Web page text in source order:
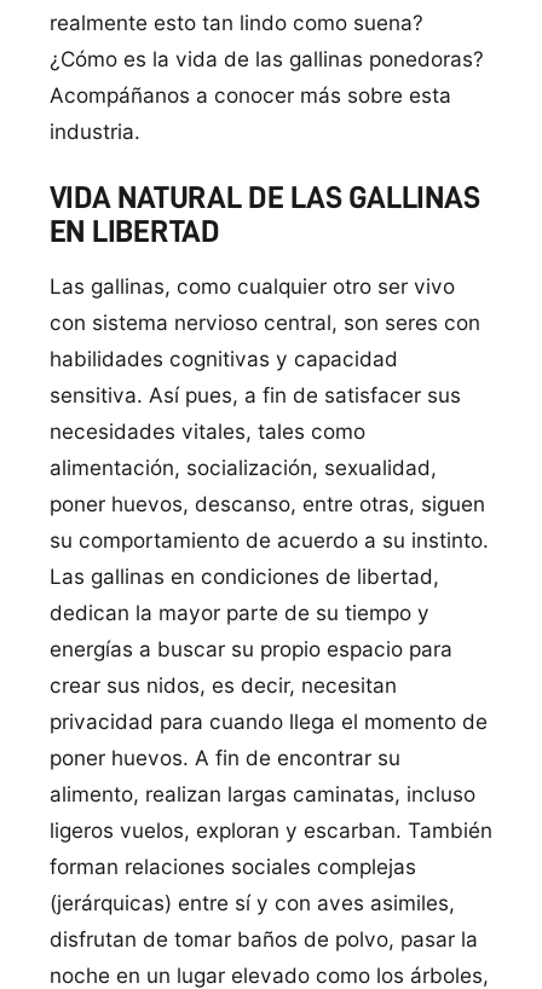
realmente esto tan lindo como suena?
¿Cómo es la vida de las gallinas ponedoras?
Acompáñanos a conocer más sobre esta
industria.
VIDA NATURAL DE LAS GALLINAS
EN LIBERTAD
Las gallinas, como cualquier otro ser vivo
con sistema nervioso central, son seres con
habilidades cognitivas y capacidad
sensitiva. Así pues, a fin de satisfacer sus
necesidades vitales, tales como
alimentación, socialización, sexualidad,
poner huevos, descanso, entre otras, siguen
su comportamiento de acuerdo a su instinto.
Las gallinas en condiciones de libertad,
dedican la mayor parte de su tiempo y
energías a buscar su propio espacio para
crear sus nidos, es decir, necesitan
privacidad para cuando llega el momento de
poner huevos. A fin de encontrar su
alimento, realizan largas caminatas, incluso
ligeros vuelos, exploran y escarban. También
forman relaciones sociales complejas
(jerárquicas) entre sí y con aves asimiles,
disfrutan de tomar baños de polvo, pasar la
noche en un lugar elevado como los árboles,